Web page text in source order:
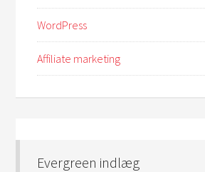
WordPress
Affiliate marketing
Evergreen indlæg